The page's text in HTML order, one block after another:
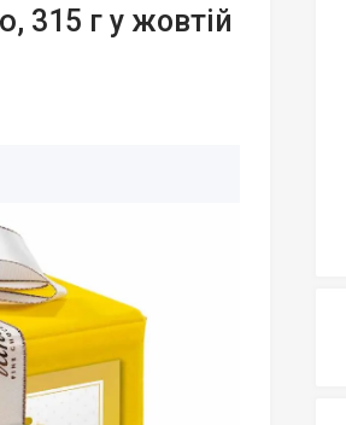
315 г у жовтій